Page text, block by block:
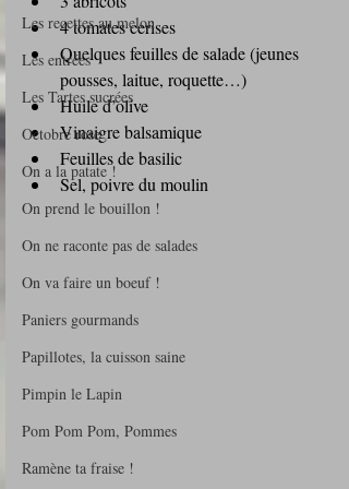
Les recettes au melon
Les entrées
Les Tartes sucrées
Octobre rose
On a la patate !
On prend le bouillon !
On ne raconte pas de salades
On va faire un boeuf !
Paniers gourmands
Papillotes, la cuisson saine
Pimpin le Lapin
Pom Pom Pom, Pommes
Ramène ta fraise !
4 tomates cerises
Quelques feuilles de salade (jeunes
pousses, laitue, roquette…)
Huile d’olive
Vinaigre balsamique
Feuilles de basilic
Sel, poivre du moulin